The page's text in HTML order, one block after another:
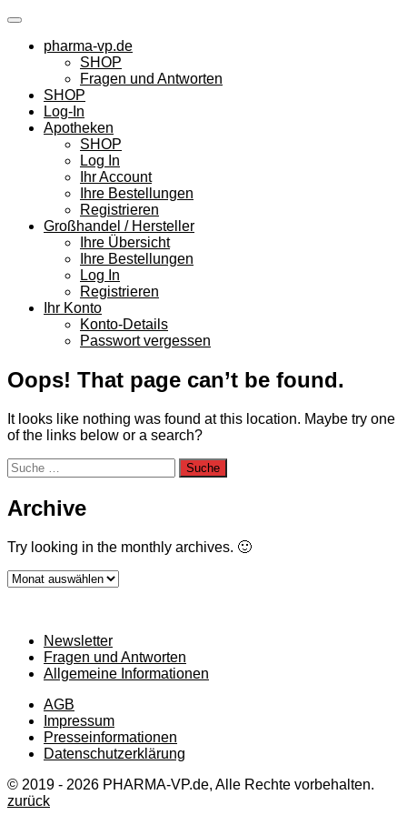
Skip
contentpharma-vp.de
SHOP
Fragen und Antworten
SHOP
Log-In
Apotheken
SHOP
Log In
Ihr Account
Ihre Bestellungen
Registrieren
Großhandel / Hersteller
Ihre Übersicht
Ihre Bestellungen
Log In
Registrieren
Ihr Konto
Konto-Details
Passwort vergessen
Oops! That page can’t be found.
It looks like nothing was found at this location. Maybe try one
of the links below or a search?
Suche
nach:
Archive
Try looking in the monthly archives. 🙂
Archive
Newsletter
Fragen und Antworten
Allgemeine Informationen
AGB
Impressum
Presseinformationen
Datenschutzerklärung
© 2019 - 2026 PHARMA-VP.de, Alle Rechte vorbehalten.
zurück